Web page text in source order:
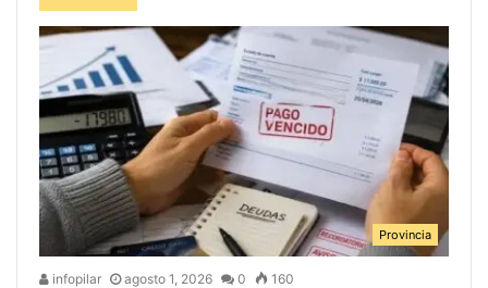
Provincia
infopilar agosto 1, 2026 0 160